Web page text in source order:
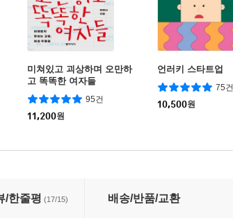
미쳐있고 괴상하며 오만하
고 똑똑한 여자들
95건
11,200원
언러키 스타트업
75건
10,500원
/한줄평 (17/15) 배송/반품/교환